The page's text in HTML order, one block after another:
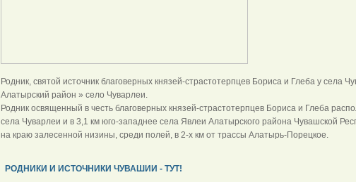
Родник, святой источник благоверных князей-страстотерпцев Бориса и Глеба у села
Алатырский район » село Чуварлеи.
Родник освященный в честь благоверных князей-страстотерпцев Бориса и Глеба
села Чуварлеи и в 3,1 км юго-западнее села Явлеи Алатырского района Чувашской
на краю залесенной низины, среди полей, в 2-х км от трассы Алатырь-Порецкое.
РОДНИКИ И ИСТОЧНИКИ ЧУВАШИИ - ТУТ!